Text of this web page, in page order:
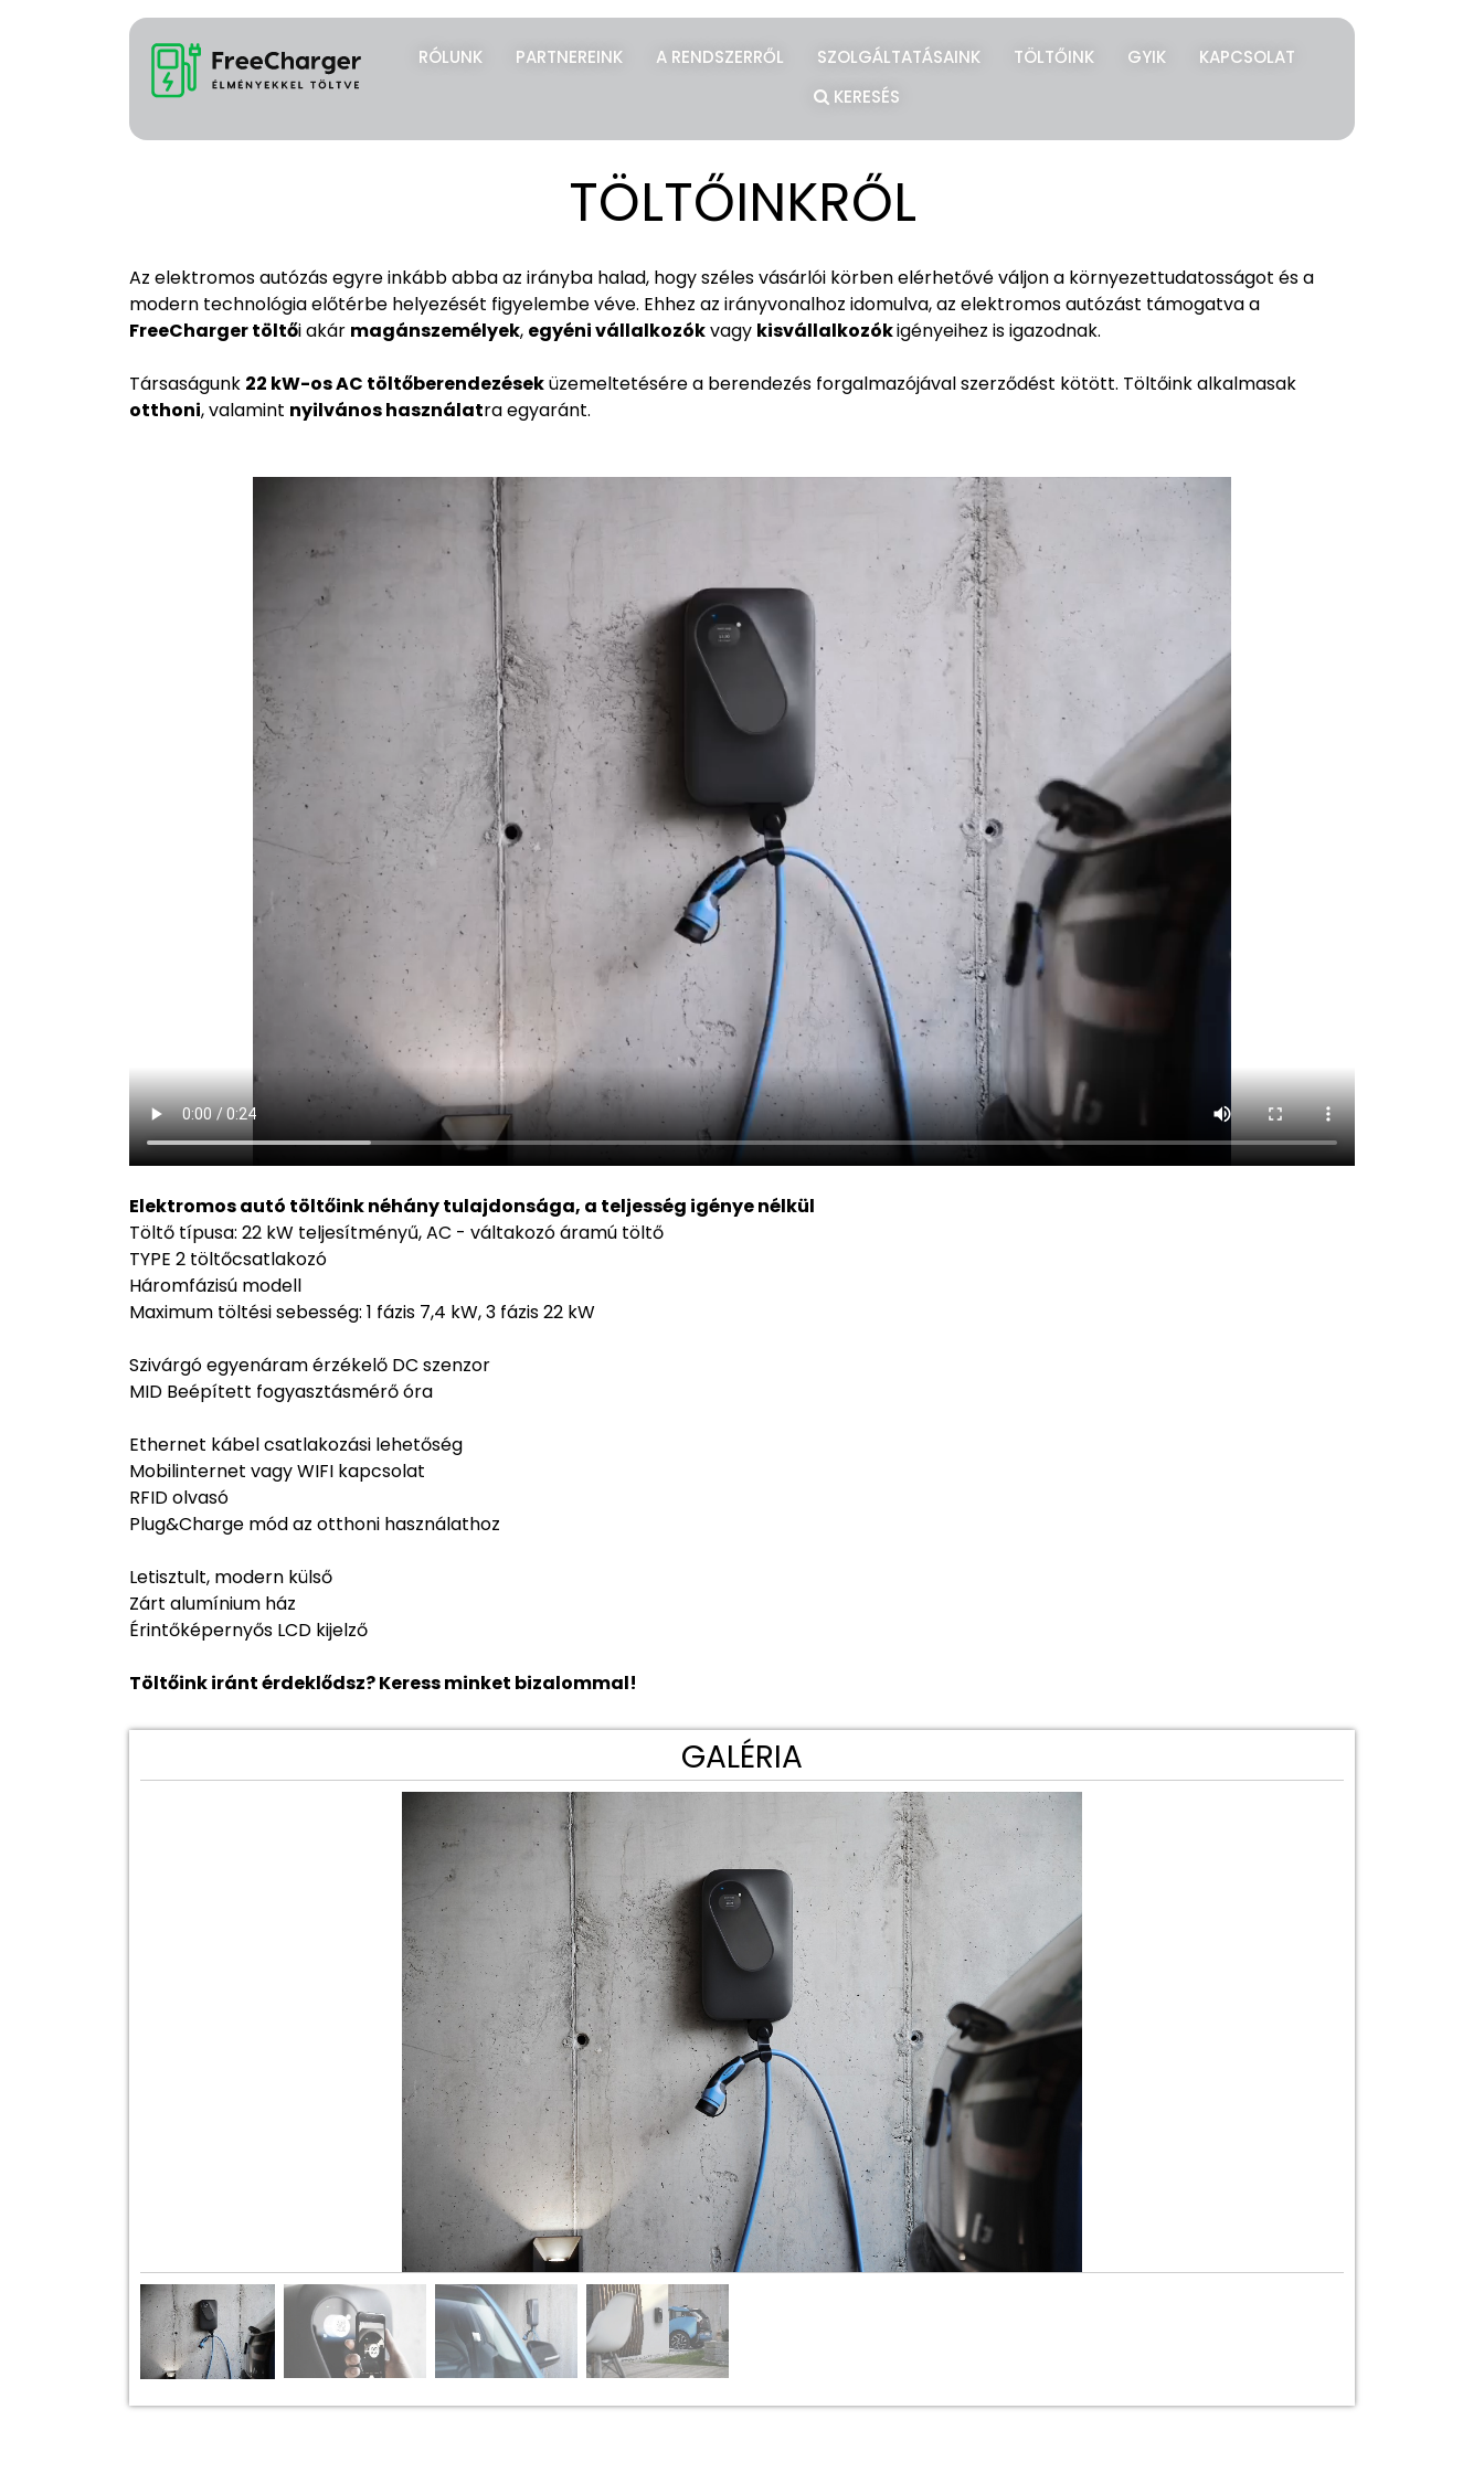
RÓLUNK PARTNEREINK A RENDSZERRŐL SZOLGÁLTATÁSAINK TÖLTŐINK GYIK
KAPCSOLAT
KERESÉS
TÖLTŐINKRŐL
Az elektromos autózás egyre inkább abba az irányba halad, hogy széles vásárlói körben elérhetővé váljon a környezettudatosságot és a
modern technológia előtérbe helyezését figyelembe véve. Ehhez az irányvonalhoz idomulva, az elektromos autózást támogatva a
FreeCharger töltői akár magánszemélyek, egyéni vállalkozókvagy kisvállalkozókigényeihez is igazodnak.
Társaságunk 22 kW-os AC töltőberendezéseküzemeltetésére a berendezés forgalmazójával szerződést kötött. Töltőink alkalmasak
otthoni, valamint nyilvános használatra egyaránt.
Elektromos autó töltőink néhány tulajdonsága, a teljesség igénye nélkül
Töltő típusa: 22 kW teljesítményű, AC - váltakozó áramú töltő
TYPE 2 töltőcsatlakozó
Háromfázisú modell
Maximum töltési sebesség: 1 fázis 7,4 kW, 3 fázis 22 kW
Szivárgó egyenáram érzékelő DC szenzor
MID Beépített fogyasztásmérő óra
Ethernet kábel csatlakozási lehetőség
Mobilinternet vagy WIFI kapcsolat
RFID olvasó
Plug&Charge mód az otthoni használathoz
Letisztult, modern külső
Zárt alumínium ház
Érintőképernyős LCD kijelző
Töltőink iránt érdeklődsz? Keress minket bizalommal!
GALÉRIA